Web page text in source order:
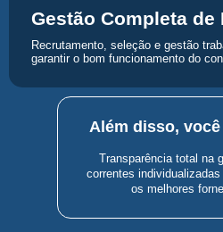
Gestão Completa
Recrutamento, seleção e gestão
garantir o bom funcionamento do
Além disso,
Transparência total na
correntes
os melhores